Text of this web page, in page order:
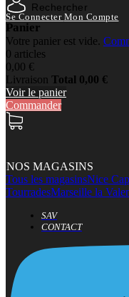
Rechercher
Se Connecter Mon Compte
Panier
Votre panier est vide.
0 articles
0,00 €
Livraison Total 0,00 €
Voir le panier
Commander
NOS MAGASINS
Tous les magasinsNice
TourradesMarseille la
SAV
CONTACT